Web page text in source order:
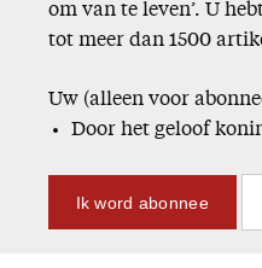
om van te leven’. U
tot meer dan 1500
Uw (alleen voor
Door het geloof
Ik word abonnee